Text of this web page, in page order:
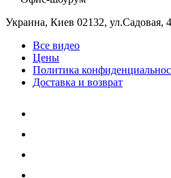
Украина, Киев 02132, ул.Садовая,
Все видео
Цены
Политика
Доставка и возврат